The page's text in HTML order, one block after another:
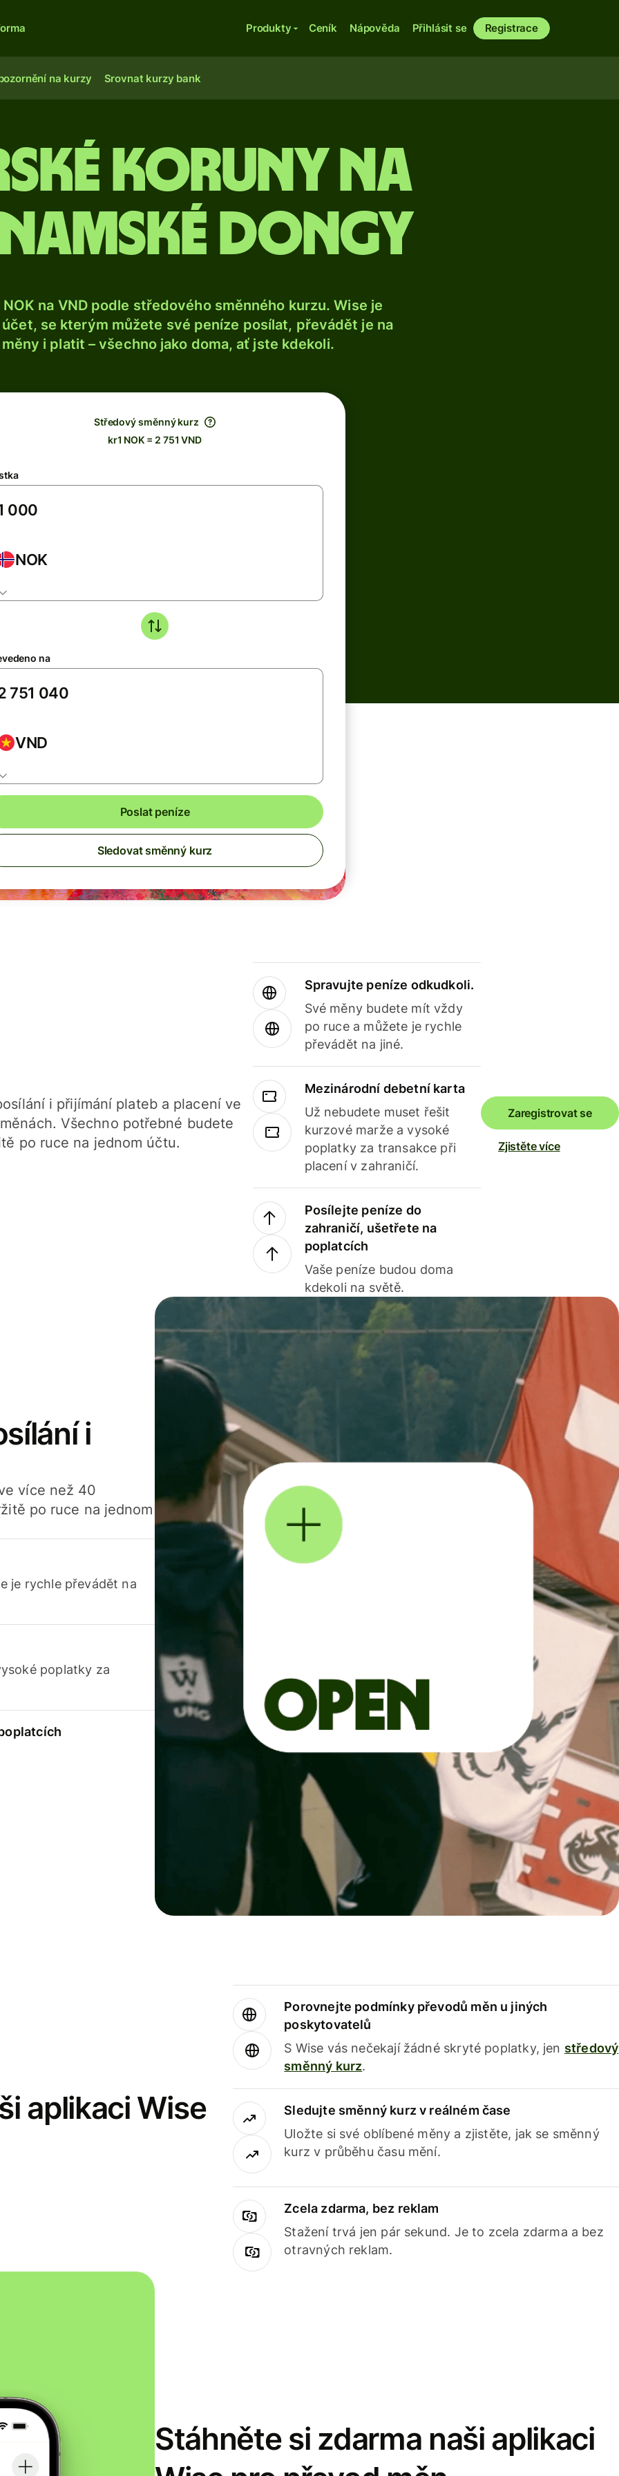
Produkty Ceník Nápověda Přihlásit se Registrace
na kurzy Srovnat kurzy bank
koruny na
dongy
na VND podle středového směnného kurzu. Wise je
se kterým můžete své peníze posílat, převádět je na
i platit – všechno jako doma, ať jste kdekoli.
Středový směnný kurz
kr1 NOK = 2 751 VND
NOK
na
VND
Poslat peníze
Sledovat směnný kurz
i přijímání plateb a placení ve
Všechno potřebné budete
po ruce na jednom účtu.
Spravujte peníze odkudkoli.
Své měny budete mít vždy
po ruce a můžete je rychle
převádět na jiné.
Mezinárodní debetní karta
Už nebudete muset řešit
kurzové marže a vysoké
poplatky za transakce při
placení v zahraničí.
Posílejte peníze do
zahraničí, ušetřete na
poplatcích
Vaše peníze budou doma
kdekoli na světě.
Zaregistrovat se
Zjistěte více
i
více než 40
po ruce na jednom
je rychle převádět na
poplatky za
aplikaci Wise
Porovnejte podmínky převodů měn u jiných
poskytovatelů
S Wise vás nečekají žádné skryté poplatky, jen středový
směnný kurz.
Sledujte směnný kurz v reálném čase
Uložte si své oblíbené měny a zjistěte, jak se směnný
kurz v průběhu času mění.
Zcela zdarma, bez reklam
Stažení trvá jen pár sekund. Je to zcela zdarma a bez
otravných reklam.
Stáhněte si zdarma naši aplikaci